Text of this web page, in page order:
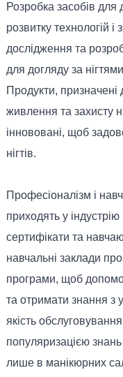
Розробка засобів для
розвитку технологій і
дослідження та
для догляду за
Продукти,
живлення та захисту
іннововані, щоб
нігтів.
Професіоналізм і
приходять у індустрію
сертифікати та
навчальні заклади
програми, щоб
та отримати знання з
якість
популяризацією
лише в манікюрних